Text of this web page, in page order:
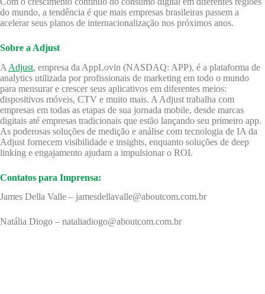
do mundo, a tendência é que mais empresas brasileiras passem a
acelerar seus planos de internacionalização nos próximos anos.
Sobre a Adjust
A Adjust, empresa da AppLovin (NASDAQ: APP), é a plataforma de
analytics utilizada por profissionais de marketing em todo o mundo
para mensurar e crescer seus aplicativos em diferentes meios:
dispositivos móveis, CTV e muito mais. A Adjust trabalha com
empresas em todas as etapas de sua jornada mobile, desde marcas
digitais até empresas tradicionais que estão lançando seu primeiro app.
As poderosas soluções de medição e análise com tecnologia de IA da
Adjust fornecem visibilidade e insights, enquanto soluções de deep
linking e engajamento ajudam a impulsionar o ROI.
Contatos para Imprensa:
James Della Valle – jamesdellavalle@aboutcom.com.br
Natália Diogo – nataliadiogo@aboutcom.com.br